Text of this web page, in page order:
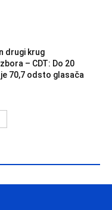
drugi krug
– CDT: Do 20
70,7 odsto glasača